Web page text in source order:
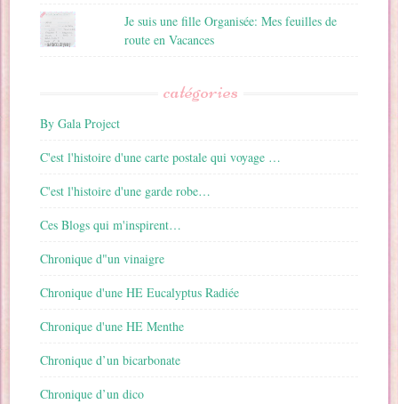
Je suis une fille Organisée: Mes feuilles de
route en Vacances
catégories
By Gala Project
C'est l'histoire d'une carte postale qui voyage …
C'est l'histoire d'une garde robe…
Ces Blogs qui m'inspirent…
Chronique d"un vinaigre
Chronique d'une HE Eucalyptus Radiée
Chronique d'une HE Menthe
Chronique d’un bicarbonate
Chronique d’un dico